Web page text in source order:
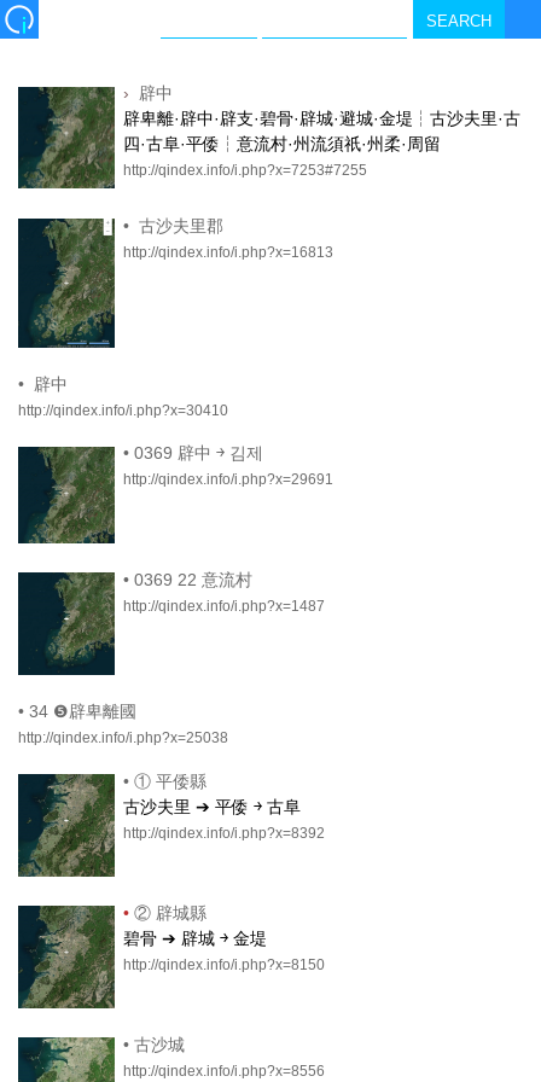
› 辟中
辟卑離·辟中·辟支·碧骨·辟城·避城·金堤┆古沙夫里·古
四·古阜·平倭┆意流村·州流須祇·州柔·周留
http://qindex.info/i.php?x=7253#7255
• 古沙夫里郡
http://qindex.info/i.php?x=16813
• 辟中
http://qindex.info/i.php?x=30410
• 0369 辟中 ￫ 김제
http://qindex.info/i.php?x=29691
• 0369 22 意流村
http://qindex.info/i.php?x=1487
• 34 ❺辟卑離國
http://qindex.info/i.php?x=25038
• ① 平倭縣
古沙夫里 ➔ 平倭 ￫ 古阜
http://qindex.info/i.php?x=8392
• ② 辟城縣
碧骨 ➔ 辟城 ￫ 金堤
http://qindex.info/i.php?x=8150
• 古沙城
http://qindex.info/i.php?x=8556